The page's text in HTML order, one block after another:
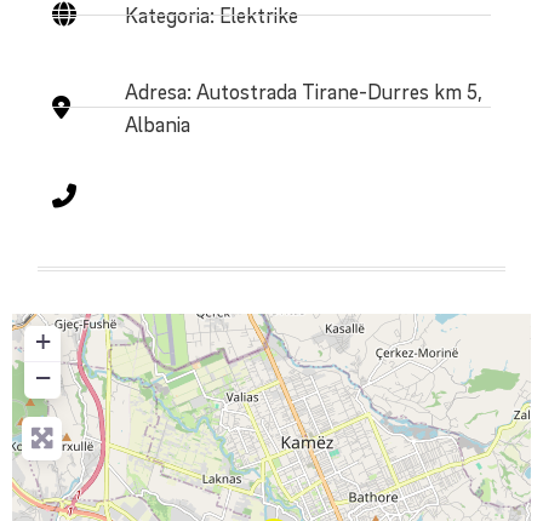
Kategoria: Elektrike
Adresa: Autostrada Tirane-Durres km 5,
Albania
+
−